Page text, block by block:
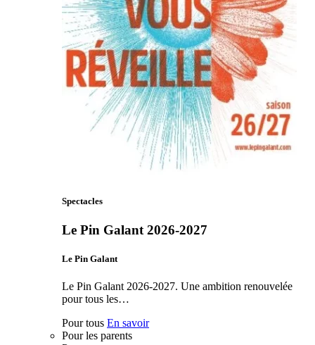
Spectacles
Le Pin Galant 2026-2027
Le Pin Galant
Le Pin Galant 2026-2027. Une ambition renouvelée
pour tous les…
Pour tous En savoir
Pour les parents